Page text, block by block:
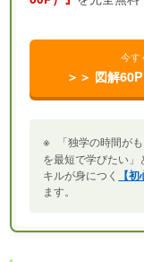
今す
＞＞ 図解
※
「独学の時間が
を最短で学びたい
キルが身につく
【
ます。